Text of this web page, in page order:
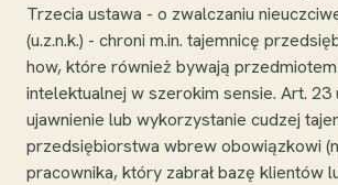
Trzecia ustawa - o zwalczaniu
(u.z.n.k.) - chroni m.in. tajemnicę
how, które również bywają przedmiotem
intelektualnej w szerokim sensie. Art. 23
ujawnienie lub wykorzystanie cudzej
przedsiębiorstwa wbrew obowiązkowi
pracownika, który zabrał bazę klientów